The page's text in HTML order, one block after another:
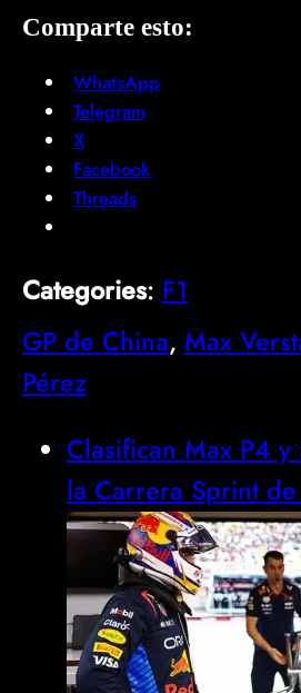
Comparte esto:
WhatsApp
Telegram
X
Facebook
Threads
Categories: F1
GP de China, Max
Pérez
Clasifican Max P4
la Carrera Sprint